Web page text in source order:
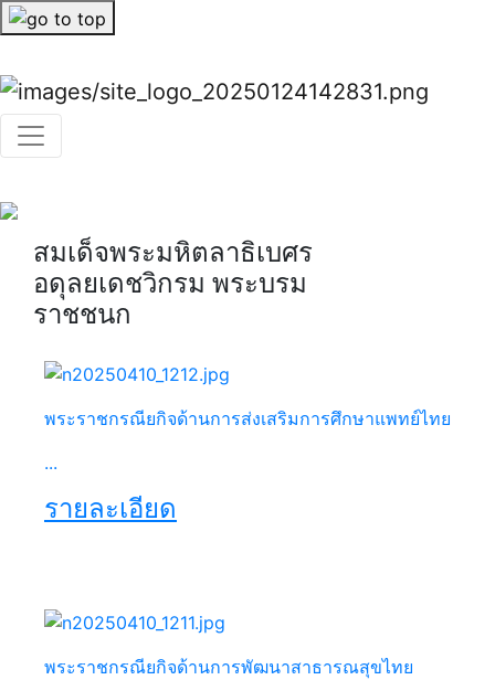
สมเด็จพระมหิตลาธิเบศร
อดุลยเดชวิกรม พระบรม
ราชชนก
พระราชกรณียกิจด้านการส่งเสริมการศึกษาแพทย์ไทย
...
รายละเอียด
พระราชกรณียกิจด้านการพัฒนาสาธารณสุขไทย